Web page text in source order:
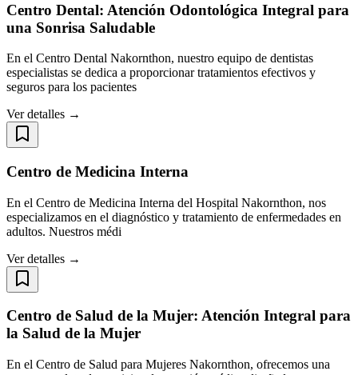
Centro Dental: Atención Odontológica Integral para
una Sonrisa Saludable
En el Centro Dental Nakornthon, nuestro equipo de dentistas
especialistas se dedica a proporcionar tratamientos efectivos y
seguros para los pacientes
Ver detalles →
Centro de Medicina Interna
En el Centro de Medicina Interna del Hospital Nakornthon, nos
especializamos en el diagnóstico y tratamiento de enfermedades en
adultos. Nuestros médi
Ver detalles →
Centro de Salud de la Mujer: Atención Integral para
la Salud de la Mujer
En el Centro de Salud para Mujeres Nakornthon, ofrecemos una